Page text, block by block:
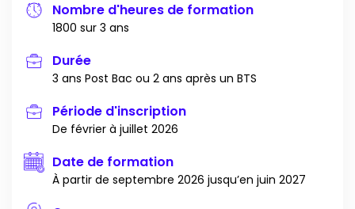
Nombre d'heures de formation
1800 sur 3 ans
Durée
3 ans Post Bac ou 2 ans après un BTS
Période d'inscription
De février à juillet 2026
Date de formation
À partir de septembre 2026 jusqu’en juin 2027